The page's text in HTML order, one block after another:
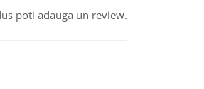
poti adauga un review.